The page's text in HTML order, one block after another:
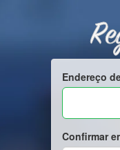
Endereço
Confirmar